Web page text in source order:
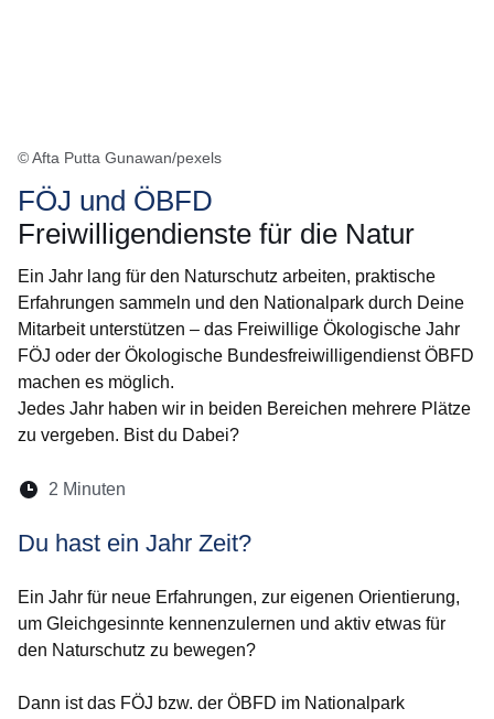
© Afta Putta Gunawan/pexels
FÖJ und ÖBFD
Freiwilligendienste für die Natur
Ein Jahr lang für den Naturschutz arbeiten, praktische
Erfahrungen sammeln und den Nationalpark durch Deine
Mitarbeit unterstützen – das Freiwillige Ökologische Jahr
FÖJ oder der Ökologische Bundesfreiwilligendienst ÖBFD
machen es möglich.
Jedes Jahr haben wir in beiden Bereichen mehrere Plätze
zu vergeben. Bist du Dabei?
Lesedauer:
2 Minuten
Du hast ein Jahr Zeit?
Ein Jahr für neue Erfahrungen, zur eigenen Orientierung,
um Gleichgesinnte kennenzulernen und aktiv etwas für
den Naturschutz zu bewegen?
Dann ist das FÖJ bzw. der ÖBFD im Nationalpark